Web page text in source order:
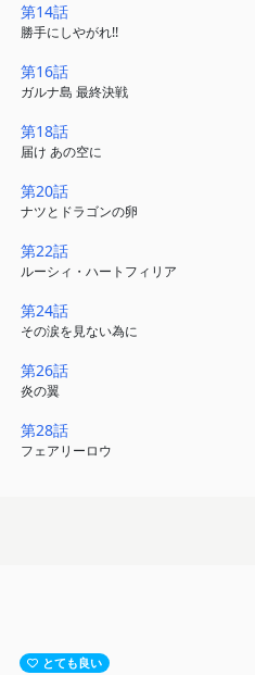
第14話
勝手にしやがれ!!
第16話
ガルナ島 最終決戦
第18話
届け あの空に
第20話
ナツとドラゴンの卵
第22話
ルーシィ・ハートフィリア
第24話
その涙を見ない為に
第26話
炎の翼
第28話
フェアリーロウ
とても良い